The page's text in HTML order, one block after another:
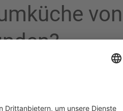
von
Küche selbst planen